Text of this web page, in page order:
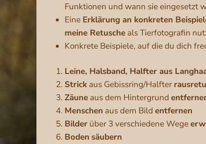
Funktionen und wann sie eingesetzt
Eine Erklärung an konkreten
meine Retuscheals Tierfotografin
Konkrete Beispiele, auf die du dich
Leine, Halsband, Halfter aus
Strickaus Gebissring/Halfter
Zäuneaus dem Hintergrund
Menschen aus dem Bild entfernen
Bilderüber 3 verschiedene Wege
Boden säubern